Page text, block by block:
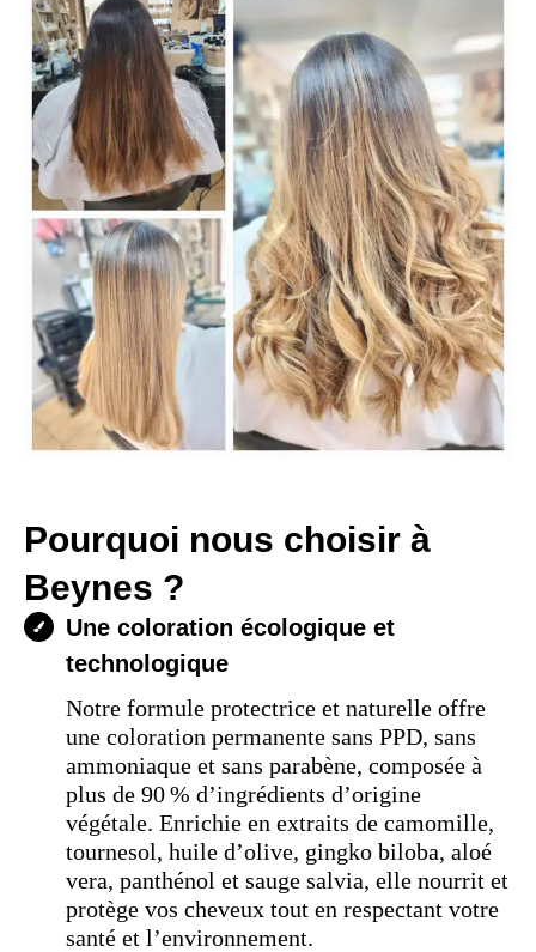
Pourquoi nous choisir à
Beynes ?
Une coloration écologique et
technologique
Notre formule protectrice et naturelle offre
une coloration permanente sans PPD, sans
ammoniaque et sans parabène, composée à
plus de 90 % d’ingrédients d’origine
végétale. Enrichie en extraits de camomille,
tournesol, huile d’olive, gingko biloba, aloé
vera, panthénol et sauge salvia, elle nourrit et
protège vos cheveux tout en respectant votre
santé et l’environnement.